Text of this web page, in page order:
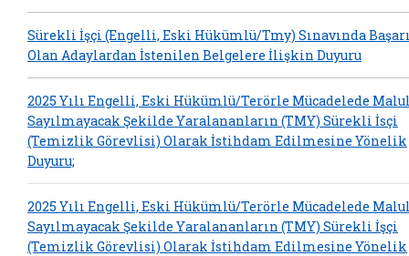
Sürekli İşçi (Engelli, Eski Hükümlü/Tmy) Sınavında
Olan Adaylardan İstenilen Belgelere İlişkin Duyuru
2025 Yılı Engelli, Eski Hükümlü/Terörle Mücadelede
Sayılmayacak Şekilde Yaralananların (TMY) Sürekli İsçi
(Temizlik Görevlisi) Olarak İstihdam Edilmesine Yönelik
Duyuru;
2025 Yılı Engelli, Eski Hükümlü/Terörle Mücadelede
Sayılmayacak Şekilde Yaralananların (TMY) Sürekli İşçi
(Temizlik Görevlisi) Olarak İstihdam Edilmesine Yönelik